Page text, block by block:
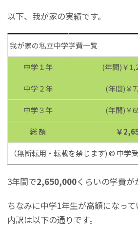
以下、我が家の実績です。
我が家の私立中学学費一覧
中学１年 (年間)￥
中学２年 (年間)￥
中学３年 (年間)￥
総 額 ￥
（無断転用・転載を禁じます) © 中学
3年間で2,650,000くらいの学費が
ちなみに中学1年生が高額になって
内訳は以下の通りです。